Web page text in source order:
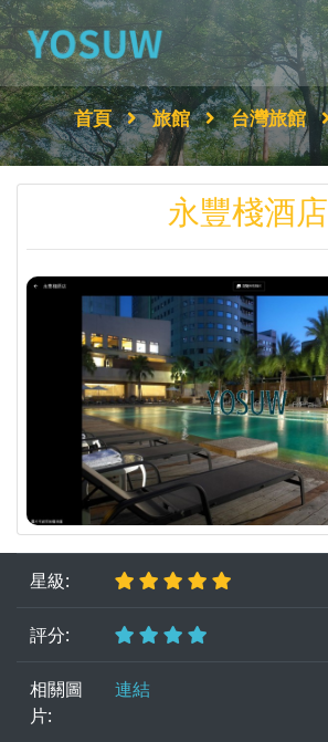
首頁 旅館 台灣旅館
永豐棧酒店
星級:
評分:
相關圖
片:
連結